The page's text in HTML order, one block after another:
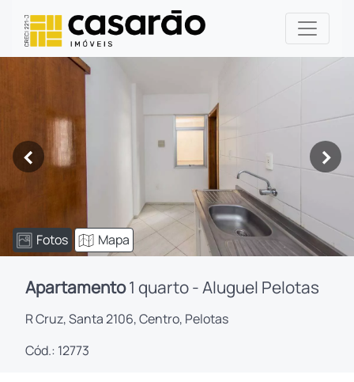
< >
Fotos Mapa
Apartamento1 quarto - Aluguel Pelotas
R Cruz, Santa 2106, Centro, Pelotas
Cód.: 12773